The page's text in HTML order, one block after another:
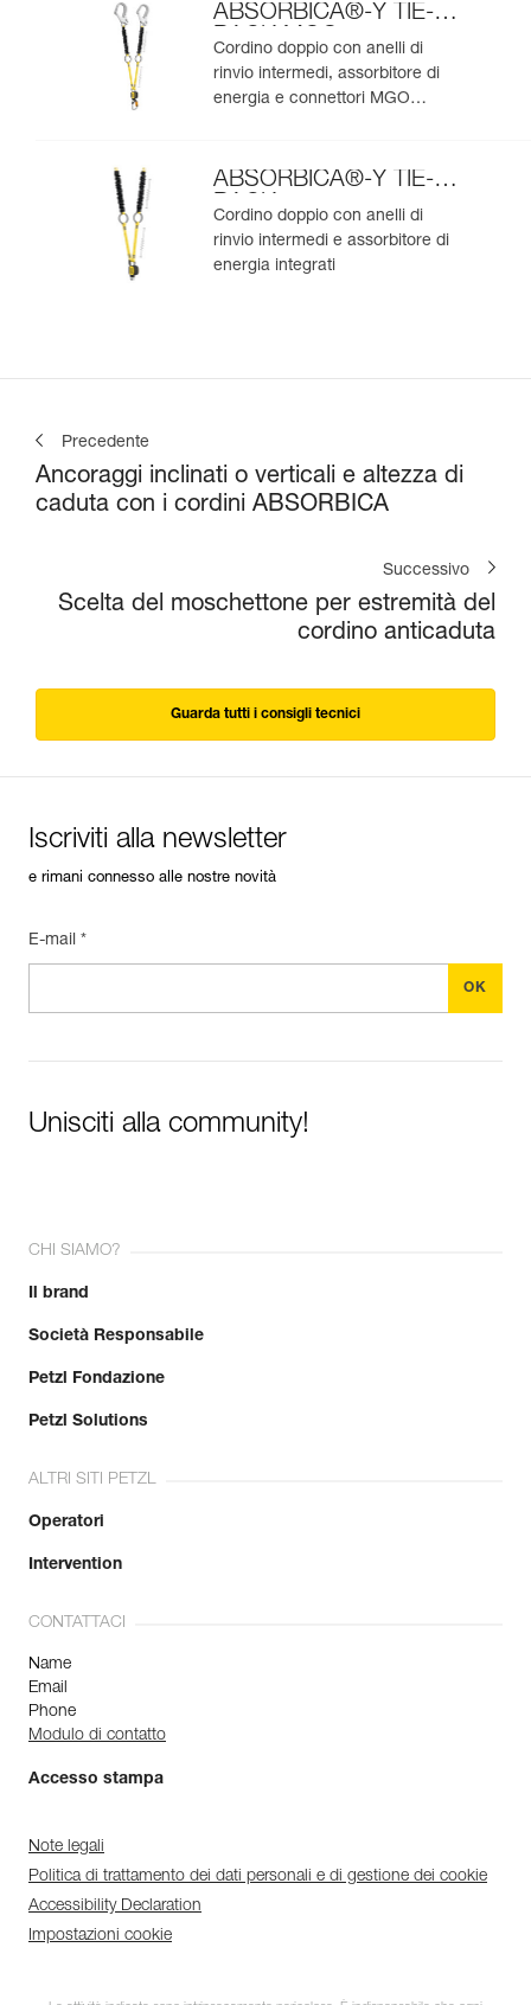
ABSORBICA®-Y TIE-
BACK MGO
Cordino doppio con anelli di
rinvio intermedi, assorbitore di
energia e connettori MGO
ABSORBICA®-Y TIE-
BACK
Cordino doppio con anelli di
rinvio intermedi e assorbitore di
energia integrati
Precedente
Ancoraggi inclinati o verticali e altezza di
caduta con i cordini ABSORBICA
Successivo
Scelta del moschettone per estremità del
cordino anticaduta
Guarda tutti i consigli tecnici
Iscriviti alla newsletter
e rimani connesso alle nostre novità
E-mail *
Unisciti alla community!
CHI SIAMO?
Il brand
Società Responsabile
Petzl Fondazione
Petzl Solutions
ALTRI SITI PETZL
Operatori
Intervention
CONTATTACI
Name
Email
Phone
Modulo di contatto
Accesso stampa
Note legali
Politica di trattamento dei dati personali e di gestione dei cookie
Accessibility Declaration
Impostazioni cookie